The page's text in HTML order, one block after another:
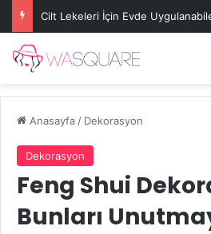
Cilt Lekeleri İçin Evde
Anasayfa/ Dekorasyon
Dekorasyon
Feng Shui
Bunları